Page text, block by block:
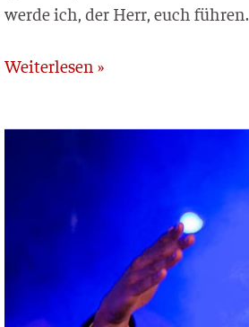
wer­de ich, der Herr, euch führen.
Weiterlesen »
Deutschland